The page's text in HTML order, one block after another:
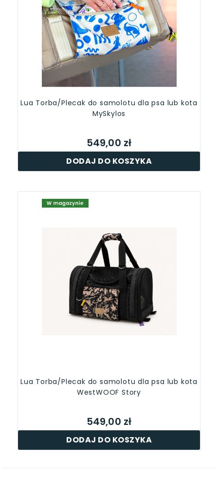
Lua Torba/Plecak do samolotu dla psa lub kota
MySkylos
549,00 zł
DODAJ DO KOSZYKA
Lua Torba/Plecak do samolotu dla psa lub kota
WestWOOF Story
549,00 zł
DODAJ DO KOSZYKA